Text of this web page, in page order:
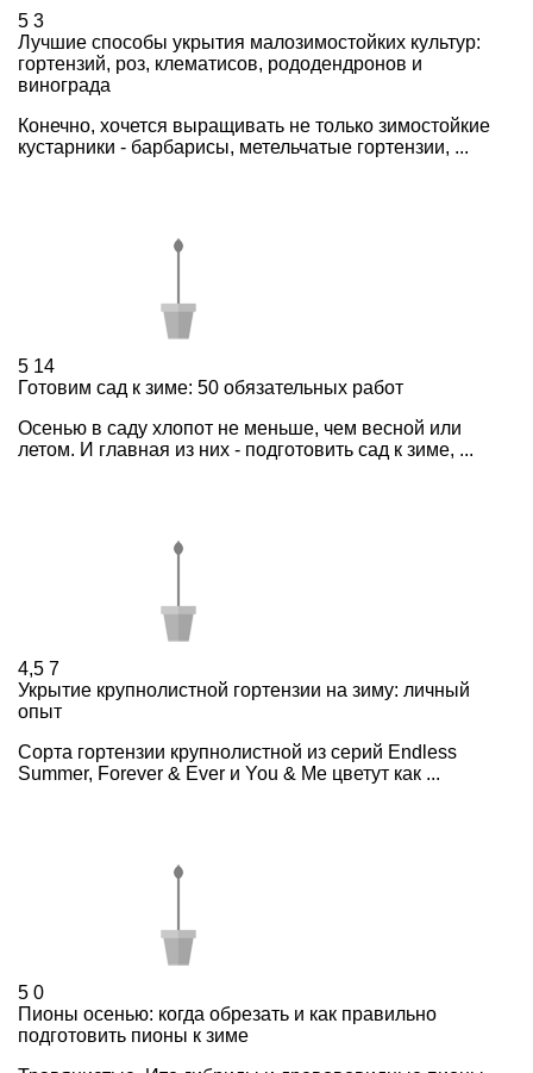
5 3
Лучшие способы укрытия малозимостойких культур:
гортензий, роз, клематисов, рододендронов и
винограда
Конечно, хочется выращивать не только зимостойкие
кустарники - барбарисы, метельчатые гортензии, ...
5 14
Готовим сад к зиме: 50 обязательных работ
Осенью в саду хлопот не меньше, чем весной или
летом. И главная из них - подготовить сад к зиме, ...
4,5 7
Укрытие крупнолистной гортензии на зиму: личный
опыт
Сорта гортензии крупнолистной из серий Endless
Summer, Forever & Ever и You & Me цветут как ...
5 0
Пионы осенью: когда обрезать и как правильно
подготовить пионы к зиме